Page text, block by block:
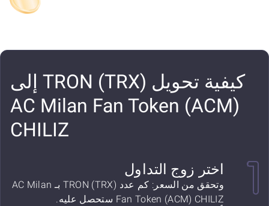
كيفية تحويل TRON (TRX) إلى
AC Milan Fan Token (ACM)
CHILIZ
اختر زوج التداول
وتحقق من السعر: كم عدد TRON (TRX) بـ AC Milan
Fan Token (ACM) CHILIZ ستحصل عليه.